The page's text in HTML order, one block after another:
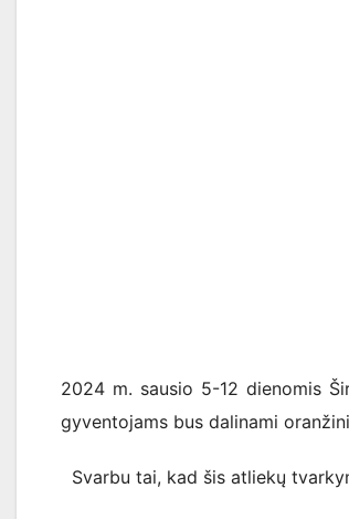
2024 m. sausio 5-12 dienomis
gyventojams bus dalinami
Svarbu tai, kad šis atliekų